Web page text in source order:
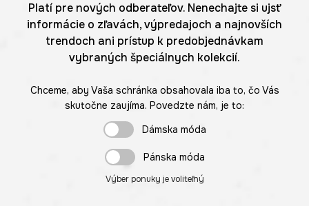
Platí pre nových odberateľov. Nenechajte si ujsť
informácie o zľavách, výpredajoch a najnovších
trendoch ani prístup k predobjednávkam
vybraných špeciálnych kolekcií.
Chceme, aby Vaša schránka obsahovala iba to, čo Vás
skutočne zaujíma. Povedzte nám, je to:
Dámska móda
Pánska móda
Výber ponuky je voliteľný